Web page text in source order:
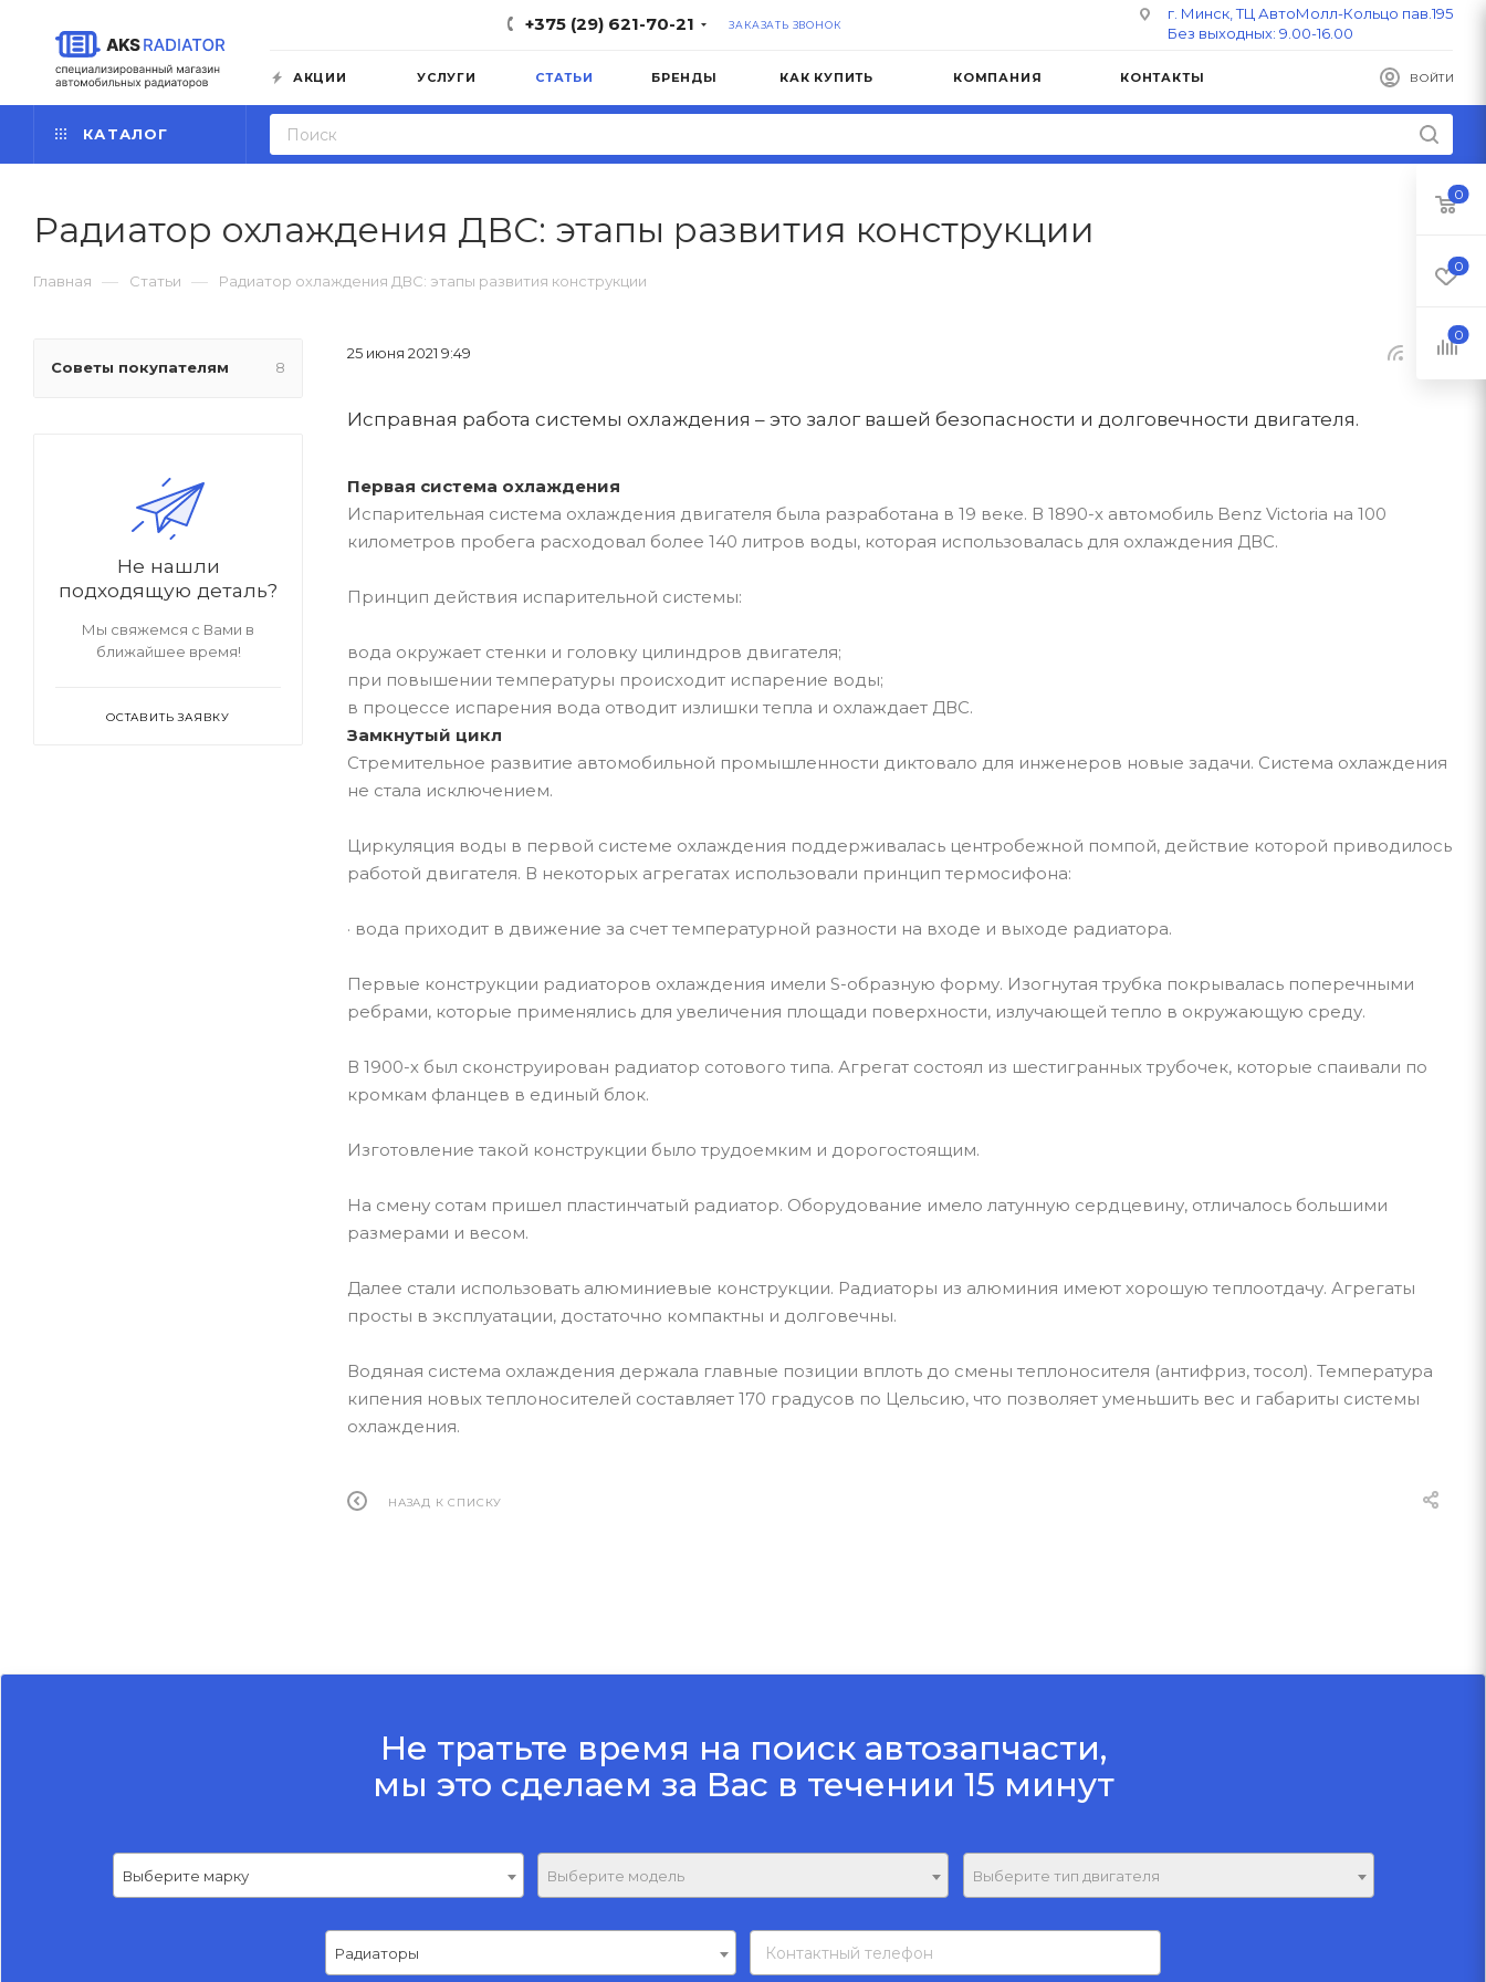
+375 (29) 621-70-21 ЗАКАЗАТЬ ЗВОНОК
г. Минск, ТЦ АвтоМолл-Кольцо пав.195
Без выходных: 9.00-16.00
ВОЙТИ
АКЦИИ УСЛУГИ СТАТЬИ БРЕНДЫ КАК КУПИТЬ КОМПАНИЯ КОНТАКТЫ
КАТАЛОГ
Радиатор охлаждения ДВС: этапы развития конструкции
Главная — Статьи — Радиатор охлаждения ДВС: этапы развития конструкции
25 июня 2021 9:49
Исправная работа системы охлаждения – это залог вашей безопасности и долговечности двигателя.
Первая система охлаждения
Испарительная система охлаждения двигателя была разработана в 19 веке. В 1890-х автомобиль Benz Victoria на 100
километров пробега расходовал более 140 литров воды, которая использовалась для охлаждения ДВС.
Принцип действия испарительной системы:
вода окружает стенки и головку цилиндров двигателя;
при повышении температуры происходит испарение воды;
в процессе испарения вода отводит излишки тепла и охлаждает ДВС.
Замкнутый цикл
Стремительное развитие автомобильной промышленности диктовало для инженеров новые задачи. Система охлаждения
не стала исключением.
Циркуляция воды в первой системе охлаждения поддерживалась центробежной помпой, действие которой приводилось
работой двигателя. В некоторых агрегатах использовали принцип термосифона:
· вода приходит в движение за счет температурной разности на входе и выходе радиатора.
Первые конструкции радиаторов охлаждения имели S-образную форму. Изогнутая трубка покрывалась поперечными
ребрами, которые применялись для увеличения площади поверхности, излучающей тепло в окружающую среду.
В 1900-х был сконструирован радиатор сотового типа. Агрегат состоял из шестигранных трубочек, которые спаивали по
кромкам фланцев в единый блок.
Изготовление такой конструкции было трудоемким и дорогостоящим.
На смену сотам пришел пластинчатый радиатор. Оборудование имело латунную сердцевину, отличалось большими
размерами и весом.
Далее стали использовать алюминиевые конструкции. Радиаторы из алюминия имеют хорошую теплоотдачу. Агрегаты
просты в эксплуатации, достаточно компактны и долговечны.
Водяная система охлаждения держала главные позиции вплоть до смены теплоносителя (антифриз, тосол). Температура
кипения новых теплоносителей составляет 170 градусов по Цельсию, что позволяет уменьшить вес и габариты системы
охлаждения.
НАЗАД К СПИСКУ
Советы покупателям 8
Не нашли
подходящую деталь?
Мы свяжемся с Вами в
ближайшее время!
ОСТАВИТЬ ЗАЯВКУ
Не тратьте время на поиск автозапчасти,
мы это сделаем за Вас в течении 15 минут
Выберите марку Выберите модель Выберите тип двигателя
Радиаторы
0
0
0